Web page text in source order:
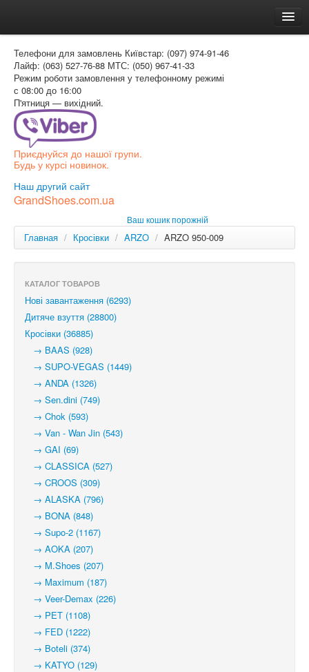
Доставка и оплата
Как заказать
Контакти
Таблиця розмірів
Вхід для покупця
РОС
Телефони для замовлень Київстар: (097) 974-91-46
Лайф: (063) 527-76-88 МТС: (050) 967-41-33
Режим роботи замовлення у телефонному режимі
с 08:00 до 16:00
П'ятниця — вихідний.
Приєднуйся до нашої групи.
Будь у курсі новинок.
Наш другий сайт
GrandShoes.com.ua
Ваш кошик порожній
Главная / Кросівки / ARZO / ARZO 950-009
КАТАЛОГ ТОВАРОВ
Нові завантаження (6293)
Дитяче взуття (28800)
Кросівки (36885)
→ BAAS (928)
→ SUPO-VEGAS (1449)
→ ANDA (1326)
→ Sen.dini (749)
→ Chok (593)
→ Van - Wan Jin (543)
→ GAI (69)
→ CLASSICA (527)
→ CROOS (309)
→ ALASKA (796)
→ BONA (848)
→ Supo-2 (1167)
→ AOKA (207)
→ M.Shoes (207)
→ Maximum (187)
→ Veer-Demax (226)
→ PET (1108)
→ FED (1222)
→ Boteli (374)
→ KATYO (129)